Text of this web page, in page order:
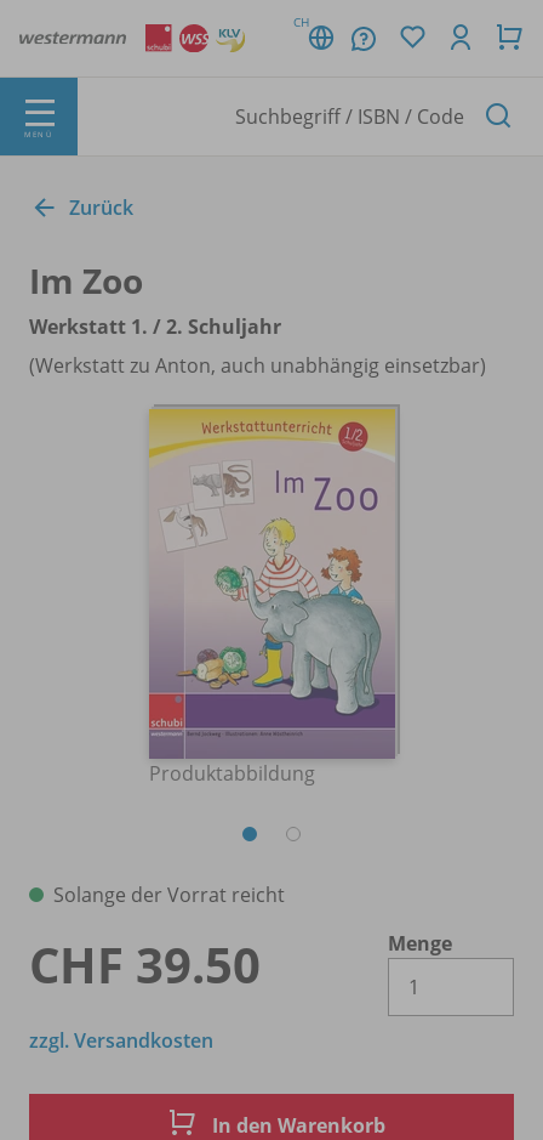
CH
MENÜ
Zurück
Im Zoo
Werkstatt 1. /2. Schuljahr
(Werkstatt zu Anton, auch unabhängig einsetzbar)
Produktabbildung
Solange der Vorrat reicht
CHF 39.50
Menge
zzgl. Versandkosten
In den Warenkorb